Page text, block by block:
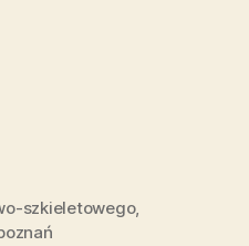
szkieletowego,